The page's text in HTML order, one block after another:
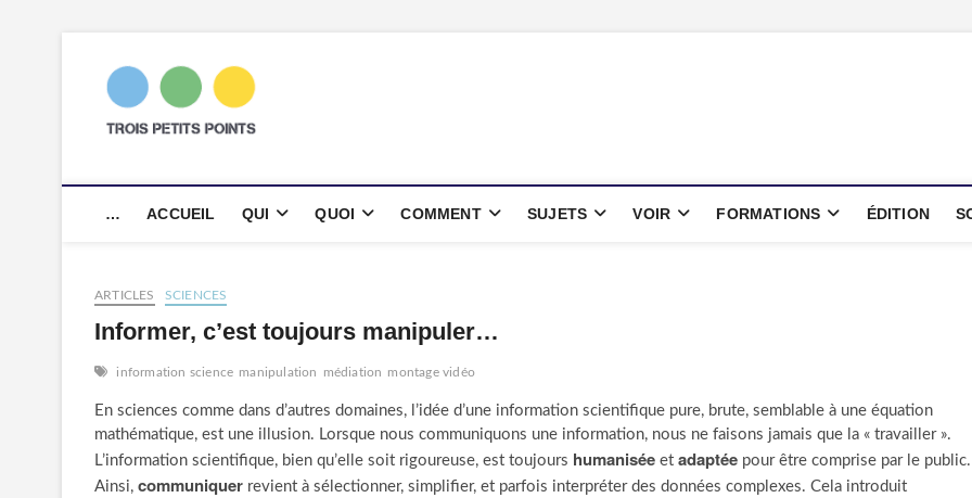
content
… ACCUEIL QUI QUOI COMMENT SUJETS VOIR FORMATIONS ÉDITION
ARTICLES SCIENCES
Informer, c’est toujours manipuler…
information science manipulation médiation montage vidéo
En sciences comme dans d’autres domaines, l’idée d’une information scientifique pure, brute, semblable à une équation
mathématique, est une illusion. Lorsque nous communiquons une information, nous ne faisons jamais que la « travailler ».
L’information scientifique, bien qu’elle soit rigoureuse, est toujours humanisée et adaptée pour être comprise par le public.
Ainsi, communiquer revient à sélectionner, simplifier, et parfois interpréter des données complexes. Cela introduit